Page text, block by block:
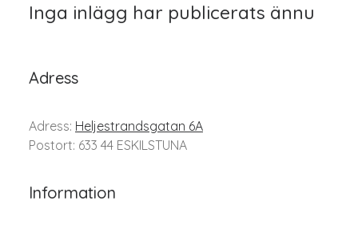
Inga inlägg har publicerats ännu
Adress
Adress: Heljestrandsgatan 6A
Postort: 633 44 ESKILSTUNA
Information